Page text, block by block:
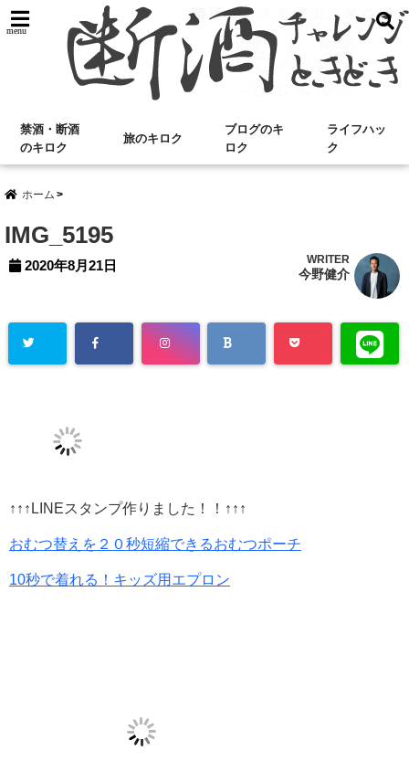
menu
禁酒・断酒
のキロク
旅のキロク
ブログのキ
ロク
ライフハッ
ク
ホーム
IMG_5195
2020年8月21日 WRITER
今野健介
↑↑↑LINEスタンプ作りました！！↑↑↑
おむつ替えを２０秒短縮できるおむつポーチ
10秒で着れる！キッズ用エプロン